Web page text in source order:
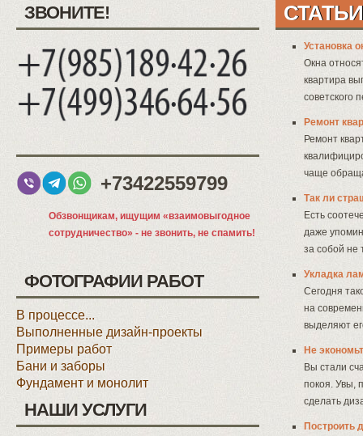
ЗВОНИТЕ!
+73422559799
Обзвонщикам, ищущим «взаимовыгодное
сотрудничество» - не звонить, не спамить!
ФОТОГРАФИИ РАБОТ
В процессе...
Выполненные дизайн-проекты
Примеры работ
Бани и заборы
Фундамент и монолит
НАШИ УСЛУГИ
СТАТЬИ
Установка
Окна
квартира
советского
Ремонт
Ремонт
чаще
Так ли
Есть
даже
за собой не
Укладка
Сегодня
на
выделяют
Не
Вы стали
покоя. Увы,
сделать
Построить